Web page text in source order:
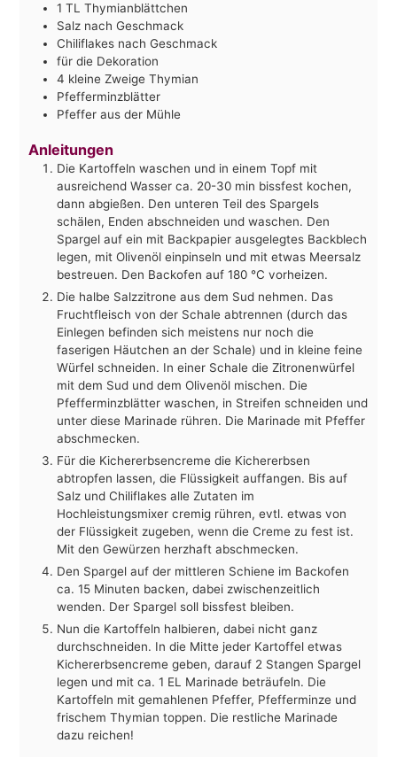
1 TL Thymianblättchen
Salz nach Geschmack
Chiliflakes nach Geschmack
für die Dekoration
4 kleine Zweige Thymian
Pfefferminzblätter
Pfeffer aus der Mühle
Anleitungen
Die Kartoffeln waschen und in einem Topf mit
ausreichend Wasser ca. 20-30 min bissfest kochen,
dann abgießen. Den unteren Teil des Spargels
schälen, Enden abschneiden und waschen. Den
Spargel auf ein mit Backpapier ausgelegtes Backblech
legen, mit Olivenöl einpinseln und mit etwas Meersalz
bestreuen. Den Backofen auf 180 °C vorheizen.
Die halbe Salzzitrone aus dem Sud nehmen. Das
Fruchtfleisch von der Schale abtrennen (durch das
Einlegen befinden sich meistens nur noch die
faserigen Häutchen an der Schale) und in kleine feine
Würfel schneiden. In einer Schale die Zitronenwürfel
mit dem Sud und dem Olivenöl mischen. Die
Pfefferminzblätter waschen, in Streifen schneiden und
unter diese Marinade rühren. Die Marinade mit Pfeffer
abschmecken.
Für die Kichererbsencreme die Kichererbsen
abtropfen lassen, die Flüssigkeit auffangen. Bis auf
Salz und Chiliflakes alle Zutaten im
Hochleistungsmixer cremig rühren, evtl. etwas von
der Flüssigkeit zugeben, wenn die Creme zu fest ist.
Mit den Gewürzen herzhaft abschmecken.
Den Spargel auf der mittleren Schiene im Backofen
ca. 15 Minuten backen, dabei zwischenzeitlich
wenden. Der Spargel soll bissfest bleiben.
Nun die Kartoffeln halbieren, dabei nicht ganz
durchschneiden. In die Mitte jeder Kartoffel etwas
Kichererbsencreme geben, darauf 2 Stangen Spargel
legen und mit ca. 1 EL Marinade beträufeln. Die
Kartoffeln mit gemahlenen Pfeffer, Pfefferminze und
frischem Thymian toppen. Die restliche Marinade
dazu reichen!